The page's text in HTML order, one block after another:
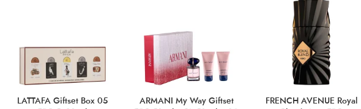
LATTAFA Giftset Box 05
ARMANI My Way Giftset
FRENCH AVENUE Royal